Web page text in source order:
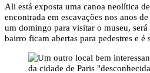
Ali está exposta uma canoa neolítica
encontrada em escavações nos anos
um domingo para visitar o museu,
bairro ficam abertas para pedestres e é